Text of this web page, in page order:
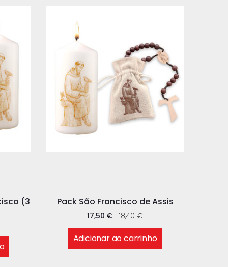
(3 Pack São Francisco de Assis
18,40€
17,50 €
Adicionar ao carrinho